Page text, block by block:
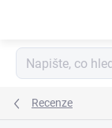
Recenze